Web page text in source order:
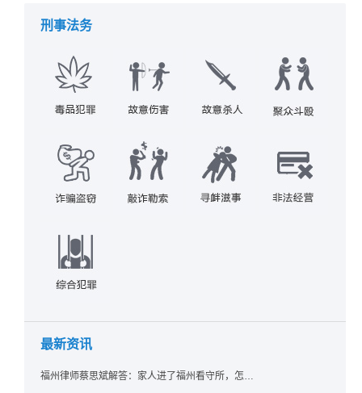
刑事法务
最新资讯
福州律师蔡思斌解答：家人进了福州看守所，怎么存钱寄衣服？最新实用指南请查收！